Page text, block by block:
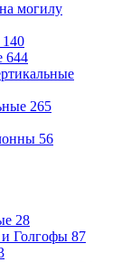
могилу
140
644
265
56
28
Голгофы 87